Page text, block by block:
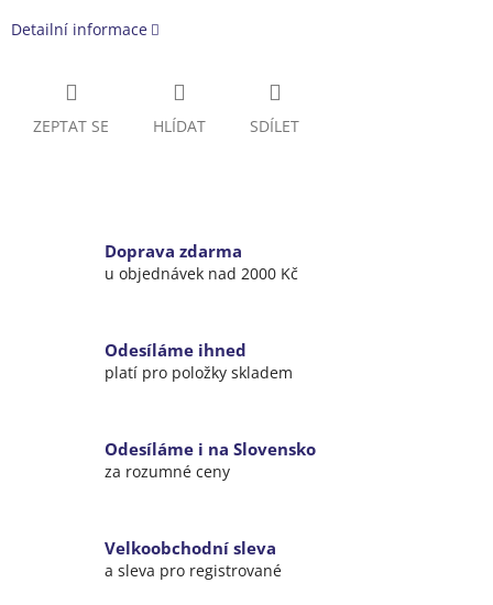
Detailní informace
ZEPTAT SE HLÍDAT SDÍLET
Doprava zdarma
u objednávek nad 2000 Kč
Odesíláme ihned
platí pro položky skladem
Odesíláme i na Slovensko
za rozumné ceny
Velkoobchodní sleva
a sleva pro registrované